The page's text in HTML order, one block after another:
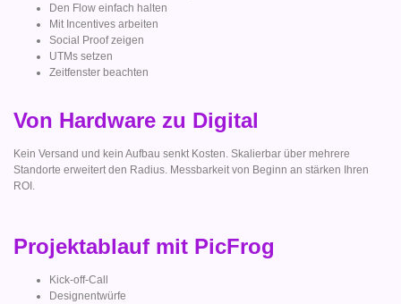
Den Flow einfach halten
Mit Incentives arbeiten
Social Proof zeigen
UTMs setzen
Zeitfenster beachten
Von Hardware zu Digital
Kein Versand und kein Aufbau senkt Kosten. Skalierbar über mehrere
Standorte erweitert den Radius. Messbarkeit von Beginn an stärken Ihren
ROI.
Projektablauf mit PicFrog
Kick-off-Call
Designentwürfe